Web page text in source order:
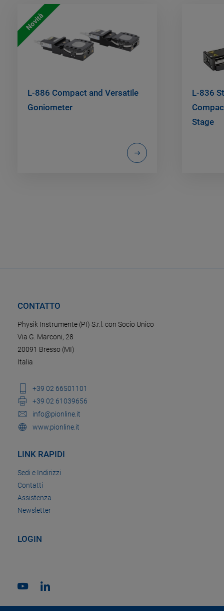
Novità
L-886 Compact and Versatile
Goniometer
L-836
Stage
CONTATTO
Physik Instrumente (PI) S.r.l. con Socio Unico
Via G. Marconi, 28
20091 Bresso (MI)
Italia
+39 02 66501101
+39 02 61039656
info@pionline.it
www.pionline.it
LINK RAPIDI
Sedi e Indirizzi
Contatti
Assistenza
Newsletter
LOGIN